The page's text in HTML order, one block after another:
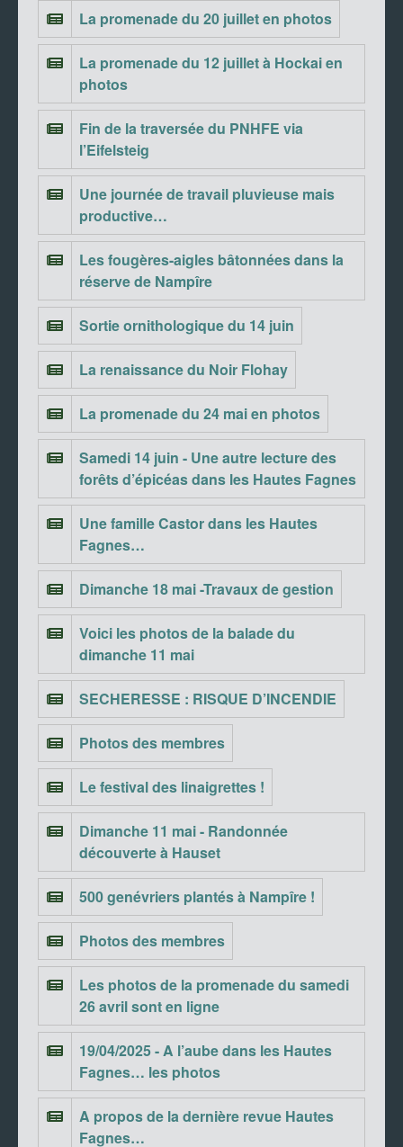
La promenade du 20 juillet en photos
La promenade du 12 juillet à Hockai en
photos
Fin de la traversée du PNHFE via
l’Eifelsteig
Une journée de travail pluvieuse mais
productive…
Les fougères-aigles bâtonnées dans la
réserve de Nampîre
Sortie ornithologique du 14 juin
La renaissance du Noir Flohay
La promenade du 24 mai en photos
Samedi 14 juin - Une autre lecture des
forêts d’épicéas dans les Hautes Fagnes
Une famille Castor dans les Hautes
Fagnes…
Dimanche 18 mai -Travaux de gestion
Voici les photos de la balade du
dimanche 11 mai
SECHERESSE : RISQUE D’INCENDIE
Photos des membres
Le festival des linaigrettes !
Dimanche 11 mai - Randonnée
découverte à Hauset
500 genévriers plantés à Nampîre !
Photos des membres
Les photos de la promenade du samedi
26 avril sont en ligne
19/04/2025 - A l’aube dans les Hautes
Fagnes… les photos
A propos de la dernière revue Hautes
Fagnes…